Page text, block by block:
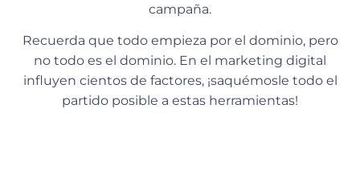
campaña.
Recuerda que todo empieza por el dominio, pero
no todo es el dominio. En el marketing digital
influyen cientos de factores, ¡saquémosle todo el
partido posible a estas herramientas!